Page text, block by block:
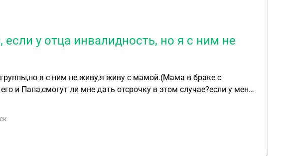
если у отца инвалидность, но я с ним не
и Папа,смогут ли мне дать отсрочку в этом случае?если у меня